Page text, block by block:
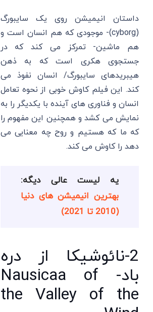
داستان انیمیشن روی یک سایبورگ
(cyborg)- موجودی که هم انسان است و
هم ماشین- تمرکز می کند که در
جستجوی هکری است که به ذهن
هیبریدهای سایبورگ/ انسان نفوذ می
کند. این فیلم کاوش خوبی از نحوه تعامل
انسان و فناوری های آینده با یکدیگر را به
نمایش می کشد و همچنین این مفهوم را
که ما که هستیم و روح چه معنایی می
دهد را کاوش می کند.
یه لیست عالی دیگه:
بهترین انیمیشن های دنیا
(2010 تا 2021)
2-نائوشیکا از دره
باد- Nausicaa of
the Valley of the